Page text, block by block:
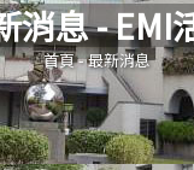
(學院成員)
(國際交流)
消息 - EMI
您在這裡
首頁-最新消息